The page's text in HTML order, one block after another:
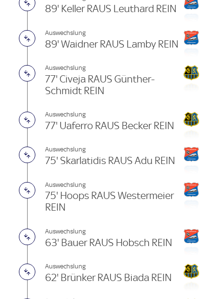
89' Keller RAUS Leuthard REIN
Auswechslung
89' Waidner RAUS Lamby REIN
Auswechslung
77' Civeja RAUS Günther-
Schmidt REIN
Auswechslung
77' Uaferro RAUS Becker REIN
Auswechslung
75' Skarlatidis RAUS Adu REIN
Auswechslung
75' Hoops RAUS Westermeier
REIN
Auswechslung
63' Bauer RAUS Hobsch REIN
Auswechslung
62' Brünker RAUS Biada REIN